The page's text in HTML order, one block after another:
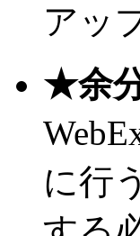
アッ
★余
に行